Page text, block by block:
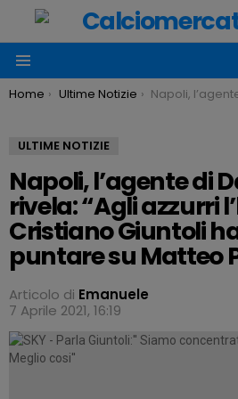
You are here:
Home Ultime Notizie Napoli, l’agente di Daniele Verde rivela: “Agli azzurri l’ho proposto, Cristiano Giuntoli ha preferito puntare su Matteo
ULTIME NOTIZIE
Napoli, l’agente di
rivela: “Agli azzurri
Cristiano Giuntoli
puntare su Matteo
Articolo di Emanuele
7 Aprile 2021, 16:19